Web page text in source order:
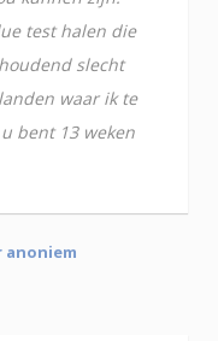
test halen die
slecht
waar ik te
bent 13 weken
anoniem